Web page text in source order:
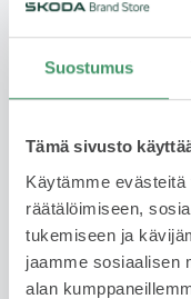
Suostumus
Tämä sivusto
Käytämme
räätälöimiseen,
tukemiseen ja
jaamme sosiaalisen
alan
Jätä
JESSE HARDÉN